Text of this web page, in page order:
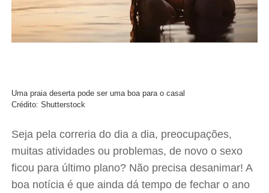
Uma praia deserta pode ser uma boa para o casal
Crédito: Shutterstock
Seja pela correria do dia a dia, preocupações,
muitas atividades ou problemas, de novo o sexo
ficou para último plano? Não precisa desanimar! A
boa notícia é que ainda dá tempo de fechar o ano